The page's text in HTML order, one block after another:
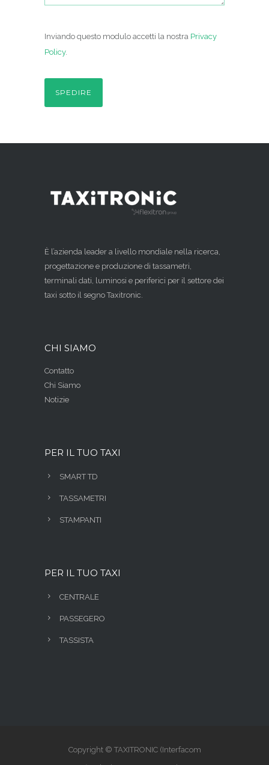
Inviando questo modulo accetti la nostra Privacy
Policy.
È l’azienda leader a livello mondiale nella ricerca,
progettazione e produzione di tassametri,
terminali dati, luminosi e periferici per il settore dei
taxi sotto il segno Taxitronic.
CHI SIAMO
Contatto
Chi Siamo
Notizie
PER IL TUO TAXI
SMART TD
TASSAMETRI
STAMPANTI
PER IL TUO TAXI
CENTRALE
PASSEGERO
TASSISTA
Copyright © TAXITRONIC (Interfacom